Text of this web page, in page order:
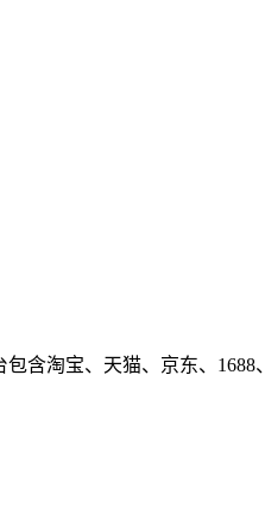
含淘宝、天猫、京东、1688